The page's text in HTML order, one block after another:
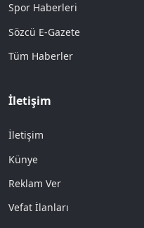
Spor Haberleri
Sözcü E-Gazete
Tüm Haberler
İletişim
İletişim
Künye
Reklam Ver
Vefat İlanları